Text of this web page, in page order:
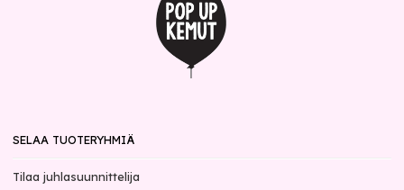
SELAA TUOTERYHMIÄ
Tilaa juhlasuunnittelija